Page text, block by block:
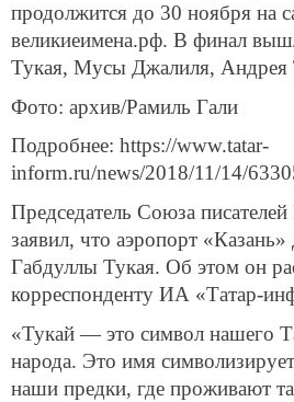
продолжится до 30 ноября на
великиеимена.рф. В финал
Тукая, Мусы Джалиля, Андрея
Фото: архив/Рамиль Гали
Подробнее: https://www.tatar-
inform.ru/news/2018/11/14/
Председатель Союза
заявил, что аэропорт
Габдуллы Тукая. Об этом он
корреспонденту ИА «Татар-
«Тукай — это символ нашего
народа. Это имя
наши предки, где проживают